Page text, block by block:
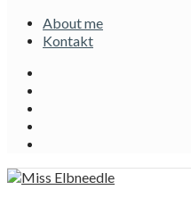
About me
Kontakt